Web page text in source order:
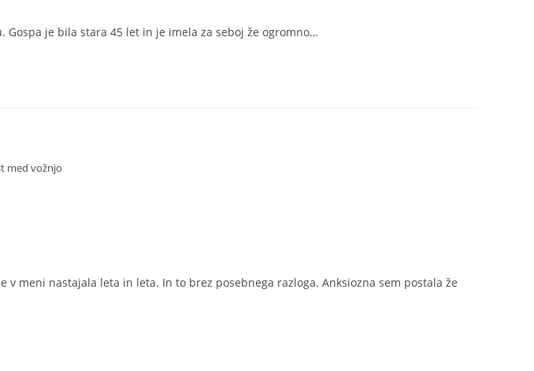
je bila stara 45 let in je imela za seboj že ogromno…
med vožnjo
meni nastajala leta in leta. In to brez posebnega razloga. Anksiozna sem postala že